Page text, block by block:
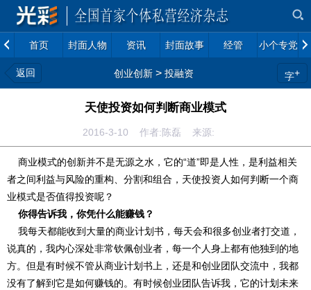
首页 封面人物 资讯 封面故事 经管 小个专党建
返回 创业创新 > 投融资 字+
天使投资如何判断商业模式
2016-3-10 作者:陈磊 来源:
商业模式的创新并不是无源之水，它的“道”即是人性，是利益相关
者之间利益与风险的重构、分割和组合，天使投资人如何判断一个商
业模式是否值得投资呢？
你得告诉我，你凭什么能赚钱？
我每天都能收到大量的商业计划书，每天会和很多创业者打交道，
说真的，我内心深处非常钦佩创业者，每一个人身上都有他独到的地
方。但是有时候不管从商业计划书上，还是和创业团队交流中，我都
没有了解到它是如何赚钱的。有时候创业团队告诉我，它的计划未来